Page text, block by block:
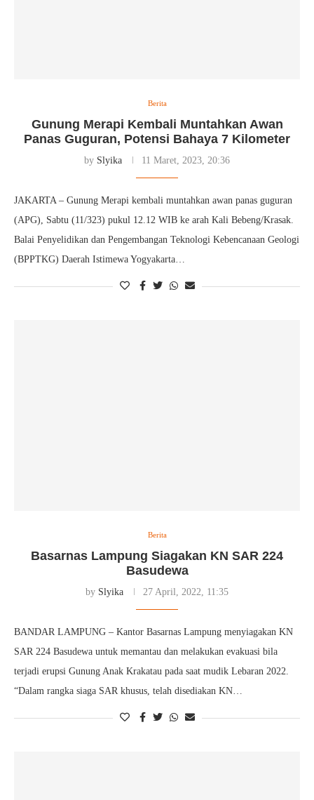
Berita
Gunung Merapi Kembali Muntahkan Awan
Panas Guguran, Potensi Bahaya 7 Kilometer
by Slyika 11 Maret, 2023, 20:36
JAKARTA – Gunung Merapi kembali muntahkan awan panas guguran
(APG), Sabtu (11/323) pukul 12.12 WIB ke arah Kali Bebeng/Krasak.
Balai Penyelidikan dan Pengembangan Teknologi Kebencanaan Geologi
(BPPTKG) Daerah Istimewa Yogyakarta…
Berita
Basarnas Lampung Siagakan KN SAR 224
Basudewa
by Slyika 27 April, 2022, 11:35
BANDAR LAMPUNG – Kantor Basarnas Lampung menyiagakan KN
SAR 224 Basudewa untuk memantau dan melakukan evakuasi bila
terjadi erupsi Gunung Anak Krakatau pada saat mudik Lebaran 2022.
“Dalam rangka siaga SAR khusus, telah disediakan KN…